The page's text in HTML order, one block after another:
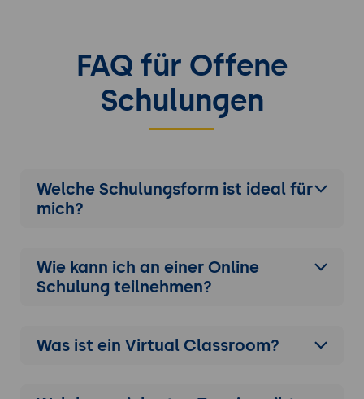
FAQ für Offene
Schulungen
Welche Schulungsform ist ideal für
mich?
Wie kann ich an einer Online
Schulung teilnehmen?
Was ist ein Virtual Classroom?